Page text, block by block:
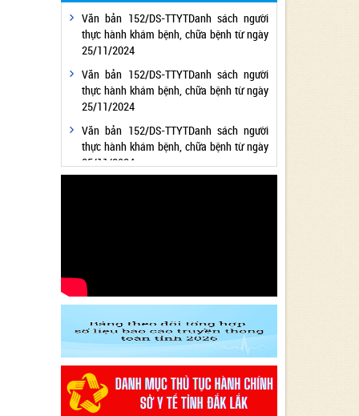
Văn bản 152/DS-TTYTDanh sách người
thực hành khám bệnh, chữa bệnh từ ngày
25/11/2024
Văn bản 152/DS-TTYTDanh sách người
thực hành khám bệnh, chữa bệnh từ ngày
25/11/2024
Văn bản 152/DS-TTYTDanh sách người
thực hành khám bệnh, chữa bệnh từ ngày
25/11/2024
2024 - Lĩnh vực Y tế
Văn bản 24/KH-SYT về việc thực hiện
Chương trình hành động thực hiện Nghị
quyết số 01/NQ-CP ngày 05/01/2024 của
Chính phủ về nhiệm vụ, giải pháp chủ yếu
thực hiện Kế hoạch phát triển kinh tế - xã
hội và Dự toán ngân sách nhà nước năm
2024 - Lĩnh vực Y tế